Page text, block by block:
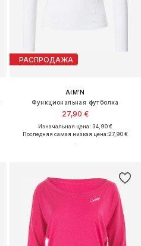
РАСПРОДАЖА
AIM'N
Функциональная футболка
27,90 €
Изначальная цена: 34,90 €
Последняя самая низкая цена:27,90 €